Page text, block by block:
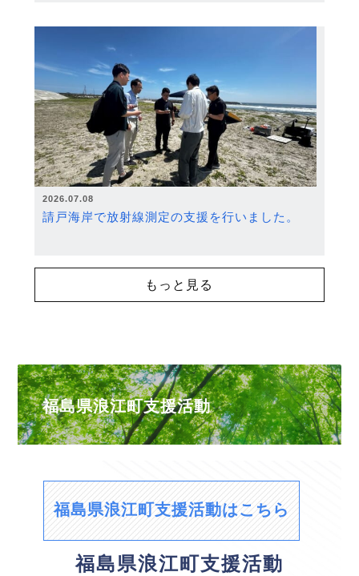
2026.07.08
請戸海岸で放射線測定の支援を行いました。
もっと見る
福島県浪江町支援活動
福島県浪江町支援活動はこちら
福島県浪江町支援活動